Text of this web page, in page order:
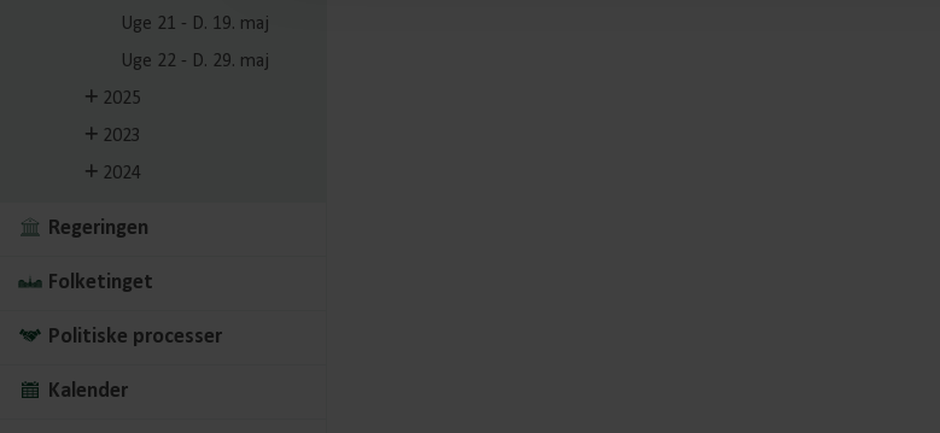
Uge 21 - D. 19. maj
Uge 22 - D. 29. maj
2025
2023
2024
Regeringen
Folketinget
Politiske processer
Kalender